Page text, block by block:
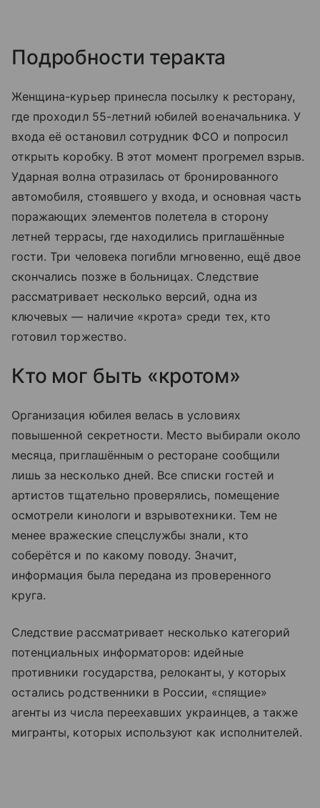
Подробности теракта
Женщина-курьер принесла посылку к ресторану,
где проходил 55-летний юбилей военачальника. У
входа её остановил сотрудник ФСО и попросил
открыть коробку. В этот момент прогремел взрыв.
Ударная волна отразилась от бронированного
автомобиля, стоявшего у входа, и основная часть
поражающих элементов полетела в сторону
летней террасы, где находились приглашённые
гости. Три человека погибли мгновенно, ещё двое
скончались позже в больницах. Следствие
рассматривает несколько версий, одна из
ключевых — наличие «крота» среди тех, кто
готовил торжество.
Кто мог быть «кротом»
Организация юбилея велась в условиях
повышенной секретности. Место выбирали около
месяца, приглашённым о ресторане сообщили
лишь за несколько дней. Все списки гостей и
артистов тщательно проверялись, помещение
осмотрели кинологи и взрывотехники. Тем не
менее вражеские спецслужбы знали, кто
соберётся и по какому поводу. Значит,
информация была передана из проверенного
круга.
Следствие рассматривает несколько категорий
потенциальных информаторов: идейные
противники государства, релоканты, у которых
остались родственники в России, «спящие»
агенты из числа переехавших украинцев, а также
мигранты, которых используют как исполнителей.